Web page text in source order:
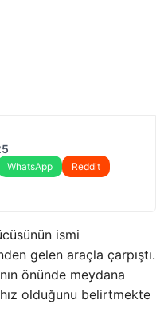
WhatsApp
Reddit
ismi
gelen araçla çarpıştı.
önünde meydana
hız olduğunu belirtmekte